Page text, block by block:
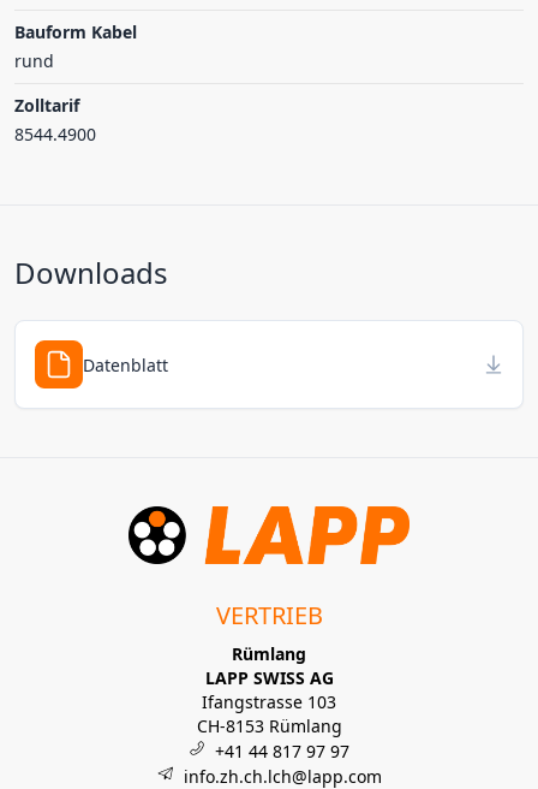
Bauform Kabel
rund
Zolltarif
8544.4900
Downloads
Datenblatt
VERTRIEB
Rümlang
LAPP SWISS AG
Ifangstrasse 103
CH-8153 Rümlang
+41 44 817 97 97
info.zh.ch.lch@lapp.com